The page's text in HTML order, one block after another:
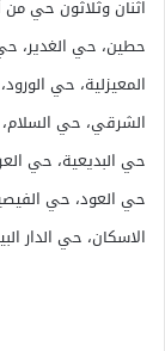
اثنان وثلاثون حي من
حطين، حي الغدير،
المعيزلية، حي
الشرقي، حي
حي البديعية، حي
حي العود، حي
الاسكان، حي الدار